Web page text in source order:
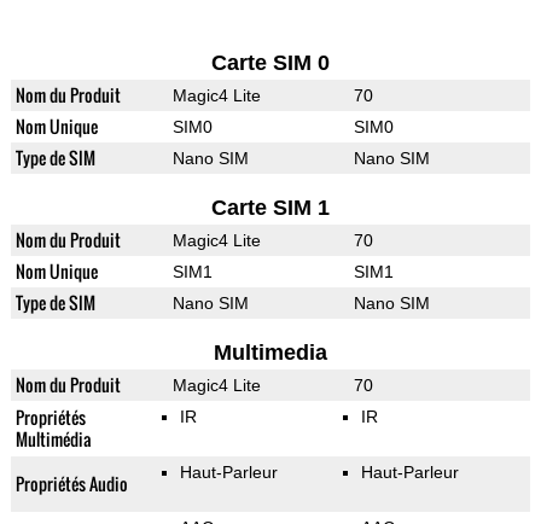
Carte SIM 0
Nom du Produit Magic4 Lite 70
Nom Unique SIM0 SIM0
Type de SIM Nano SIM Nano SIM
Carte SIM 1
Nom du Produit Magic4 Lite 70
Nom Unique SIM1 SIM1
Type de SIM Nano SIM Nano SIM
Multimedia
Nom du Produit Magic4 Lite 70
Propriétés
Multimédia
IR IR
Propriétés Audio Haut-Parleur Haut-Parleur